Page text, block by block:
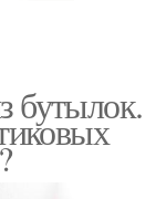
бутылок.